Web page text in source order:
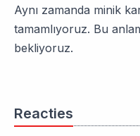
Aynı zamanda minik
tamamlıyoruz. Bu
bekliyoruz.
Reacties